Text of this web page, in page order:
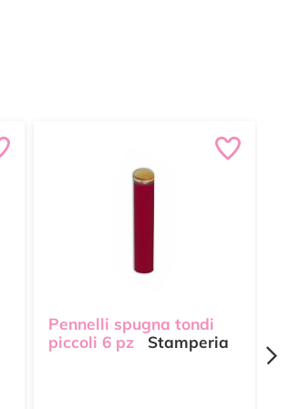
Pennelli spugna tondi
piccoli 6 pz
Stamperia